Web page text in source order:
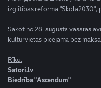
izglītības reforma "Skola2030",
Sākot no 28. augusta vasaras
kultūrvietās pieejama bez
Rīko:
Satori.lv
Biedrība "Ascendum"